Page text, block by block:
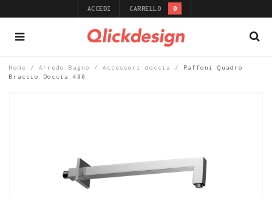
ACCEDI CARRELLO 0
Home / Arredo Bagno / Accessori doccia /
Paffoni Quadro
Braccio Doccia 400